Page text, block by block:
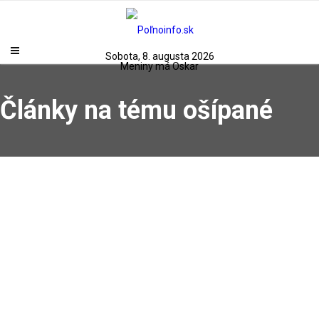
Sobota, 8. augusta 2026
Meniny má Oskar
Články na tému ošípané